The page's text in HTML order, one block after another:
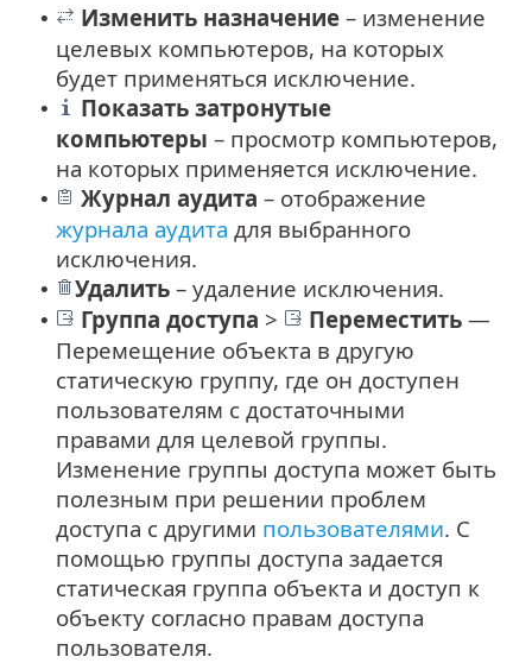
• Изменить назначение – изменение
целевых компьютеров, на которых
будет применяться исключение.
•
Показать затронутые
компьютеры – просмотр компьютеров,
на которых применяется исключение.
• Журнал аудита – отображение
журнала аудита для выбранного
исключения.
• Удалить – удаление исключения.
• Группа доступа > Переместить —
Перемещение объекта в другую
статическую группу, где он доступен
пользователям с достаточными
правами для целевой группы.
Изменение группы доступа может быть
полезным при решении проблем
доступа с другими пользователями. С
помощью группы доступа задается
статическая группа объекта и доступ к
объекту согласно правам доступа
пользователя.